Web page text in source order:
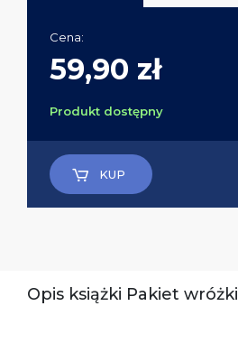
Cena:
59,90 zł
Produkt dostępny
KUP
Opis książki Pakiet wróżki